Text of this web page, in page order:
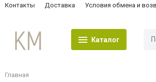
Контакты Доставка Условия обмена и
Каталог
Главная